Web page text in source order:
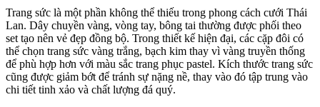
Trang sức là một phần không thể thiếu trong phong cách cưới Thái
Lan. Dây chuyền vàng, vòng tay, bông tai thường được phối theo
set tạo nên vẻ đẹp đồng bộ. Trong thiết kế hiện đại, các cặp đôi có
thể chọn trang sức vàng trắng, bạch kim thay vì vàng truyền thống
để phù hợp hơn với màu sắc trang phục pastel. Kích thước trang sức
cũng được giảm bớt để tránh sự nặng nề, thay vào đó tập trung vào
chi tiết tinh xảo và chất lượng đá quý.